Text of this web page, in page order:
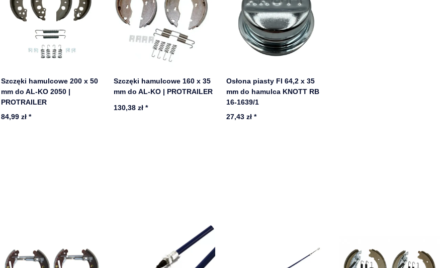
Szczęki hamulcowe 200 x 50
mm do AL-KO 2050 |
PROTRAILER
84,99 zł*
Szczęki hamulcowe 160 x 35
mm do AL-KO | PROTRAILER
130,38 zł*
Osłona piasty FI 64,2 x 35
mm do hamulca KNOTT RB
16-1639/1
27,43 zł*